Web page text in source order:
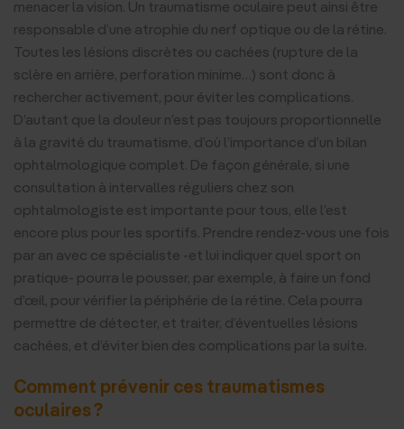
menacer la vision. Un traumatisme oculaire peut ainsi être
responsable d’une atrophie du nerf optique ou de la rétine.
Toutes les lésions discrètes ou cachées (rupture de la
sclère en arrière, perforation minime…) sont donc à
rechercher activement, pour éviter les complications.
D’autant que la douleur n’est pas toujours proportionnelle
à la gravité du traumatisme, d’où l’importance d’un bilan
ophtalmologique complet. De façon générale, si une
consultation à intervalles réguliers chez son
ophtalmologiste est importante pour tous, elle l’est
encore plus pour les sportifs. Prendre rendez-vous une fois
par an avec ce spécialiste -et lui indiquer quel sport on
pratique- pourra le pousser, par exemple, à faire un fond
d’œil, pour vérifier la périphérie de la rétine. Cela pourra
permettre de détecter, et traiter, d’éventuelles lésions
cachées, et d’éviter bien des complications par la suite.
Comment prévenir ces traumatismes
oculaires ?